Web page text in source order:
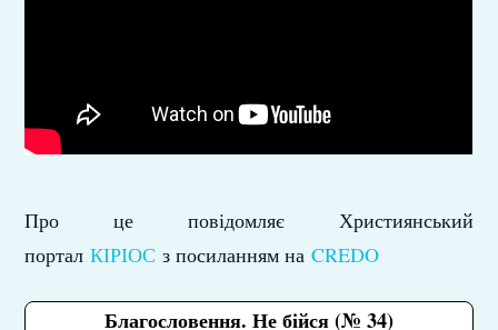
Про це повідомляє Християнський
порталКІРІОС з посиланням наCREDO
Благословення. Не бійся (№ 34)